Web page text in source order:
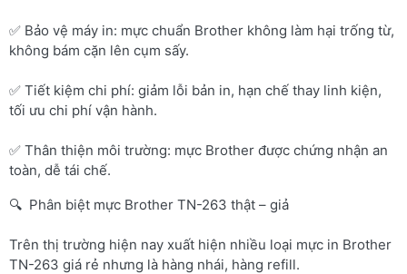
✅ Bảo vệ máy in: mực chuẩn Brother không làm hại trống từ,
không bám cặn lên cụm sấy.
✅ Tiết kiệm chi phí: giảm lỗi bản in, hạn chế thay linh kiện,
tối ưu chi phí vận hành.
✅ Thân thiện môi trường: mực Brother được chứng nhận an
toàn, dễ tái chế.
🔍 Phân biệt mực Brother TN-263 thật – giả
Trên thị trường hiện nay xuất hiện nhiều loại mực in Brother
TN-263 giá rẻ nhưng là hàng nhái, hàng refill.